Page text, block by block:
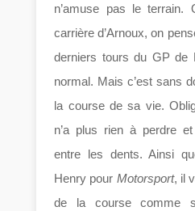
n’amuse pas le terrain.
carrière d’Arnoux, on
derniers tours du GP de
normal. Mais c’est sans
la course de sa vie.
n’a plus rien à perdre
entre les dents. Ainsi
Henry pour Motorsport, il
de la course comme